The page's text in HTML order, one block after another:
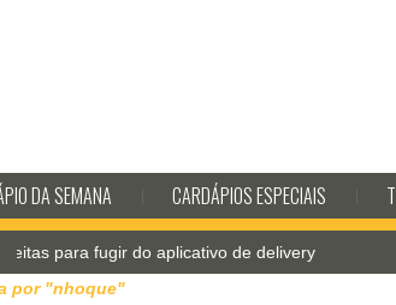
DA SEMANA CARDÁPIOS ESPECIAIS
fugir do aplicativo de delivery
por "nhoque"